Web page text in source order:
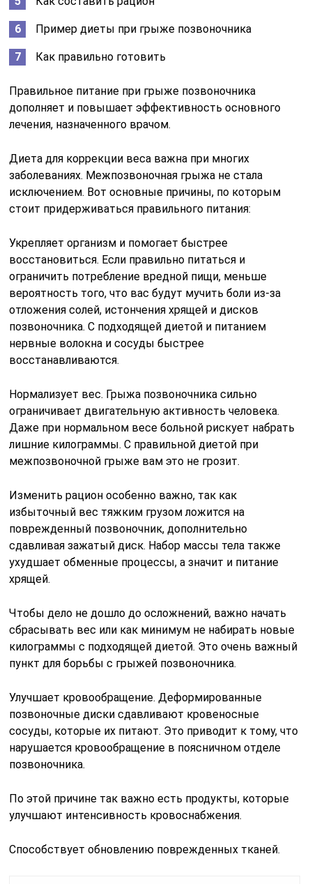
Пример диеты при грыже позвоночника
Как правильно готовить
Правильное питание при грыже позвоночника
дополняет и повышает эффективность основного
лечения, назначенного врачом.
Диета для коррекции веса важна при многих
заболеваниях. Межпозвоночная грыжа не стала
исключением. Вот основные причины, по которым
стоит придерживаться правильного питания:
Укрепляет организм и помогает быстрее
восстановиться. Если правильно питаться и
ограничить потребление вредной пищи, меньше
вероятность того, что вас будут мучить боли из-за
отложения солей, истончения хрящей и дисков
позвоночника. С подходящей диетой и питанием
нервные волокна и сосуды быстрее
восстанавливаются.
Нормализует вес. Грыжа позвоночника сильно
ограничивает двигательную активность человека.
Даже при нормальном весе больной рискует набрать
лишние килограммы. С правильной диетой при
межпозвоночной грыже вам это не грозит.
Изменить рацион особенно важно, так как
избыточный вес тяжким грузом ложится на
поврежденный позвоночник, дополнительно
сдавливая зажатый диск. Набор массы тела также
ухудшает обменные процессы, а значит и питание
хрящей.
Чтобы дело не дошло до осложнений, важно начать
сбрасывать вес или как минимум не набирать новые
килограммы с подходящей диетой. Это очень важный
пункт для борьбы с грыжей позвоночника.
Улучшает кровообращение. Деформированные
позвоночные диски сдавливают кровеносные
сосуды, которые их питают. Это приводит к тому, что
нарушается кровообращение в поясничном отделе
позвоночника.
По этой причине так важно есть продукты, которые
улучшают интенсивность кровоснабжения.
Способствует обновлению поврежденных тканей.